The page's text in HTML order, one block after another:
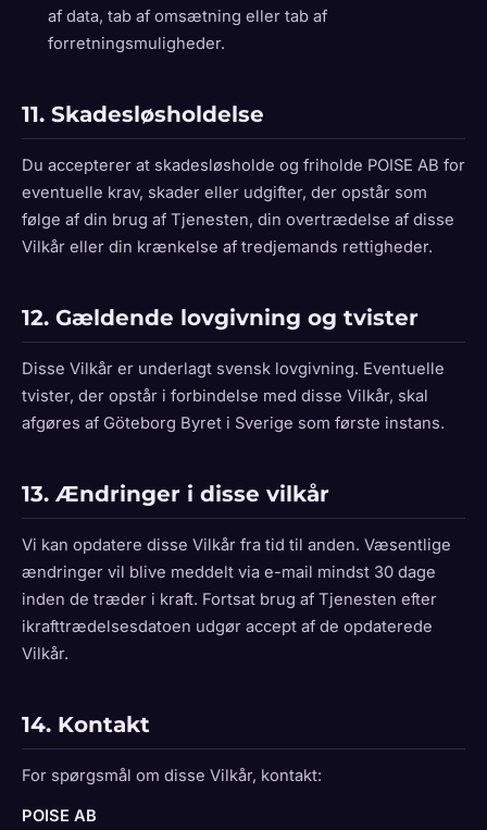
af data, tab af omsætning eller tab af
forretningsmuligheder.
11. Skadesløsholdelse
Du accepterer at skadesløsholde og friholde POISE AB for
eventuelle krav, skader eller udgifter, der opstår som
følge af din brug af Tjenesten, din overtrædelse af disse
Vilkår eller din krænkelse af tredjemands rettigheder.
12. Gældende lovgivning og tvister
Disse Vilkår er underlagt svensk lovgivning. Eventuelle
tvister, der opstår i forbindelse med disse Vilkår, skal
afgøres af Göteborg Byret i Sverige som første instans.
13. Ændringer i disse vilkår
Vi kan opdatere disse Vilkår fra tid til anden. Væsentlige
ændringer vil blive meddelt via e-mail mindst 30 dage
inden de træder i kraft. Fortsat brug af Tjenesten efter
ikrafttrædelsesdatoen udgør accept af de opdaterede
Vilkår.
14. Kontakt
For spørgsmål om disse Vilkår, kontakt:
POISE AB